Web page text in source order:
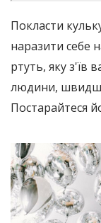
Покласти
наразити себе
ртуть, яку з'їв
людини,
Постарайтеся